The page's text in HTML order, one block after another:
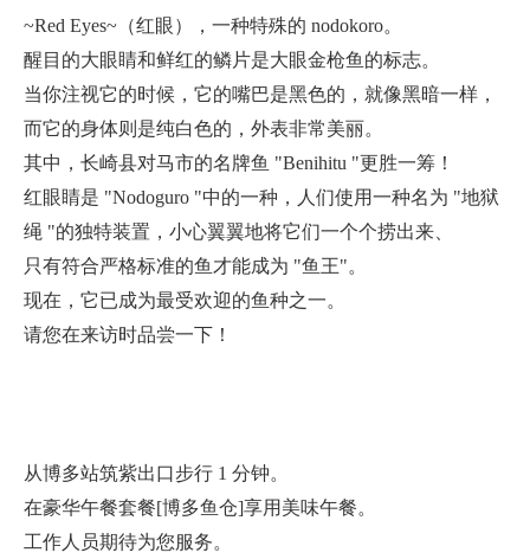
~Red Eyes~（红眼），一种特殊的 nodokoro。
醒目的大眼睛和鲜红的鳞片是大眼金枪鱼的标志。
当你注视它的时候，它的嘴巴是黑色的，就像黑暗一样，
而它的身体则是纯白色的，外表非常美丽。
其中，长崎县对马市的名牌鱼 "Benihitu "更胜一筹！
红眼睛是 "Nodoguro "中的一种，人们使用一种名为 "地狱
绳 "的独特装置，小心翼翼地将它们一个个捞出来、
只有符合严格标准的鱼才能成为 "鱼王"。
现在，它已成为最受欢迎的鱼种之一。
请您在来访时品尝一下！
从博多站筑紫出口步行 1 分钟。
在豪华午餐套餐[博多鱼仓]享用美味午餐。
工作人员期待为您服务。